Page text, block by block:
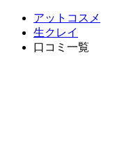
アットコスメ
生クレイ
口コミ一覧